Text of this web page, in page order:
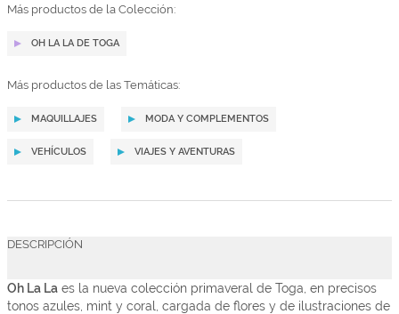
Más productos de la Colección:
OH LA LA DE TOGA
Más productos de las Temáticas:
MAQUILLAJES MODA Y COMPLEMENTOS
VEHÍCULOS VIAJES Y AVENTURAS
DESCRIPCIÓN
Oh La La es la nueva colección primaveral de Toga, en precisos
tonos azules, mint y coral, cargada de flores y de ilustraciones de